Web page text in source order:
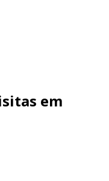
e
falhas
e
uma
em